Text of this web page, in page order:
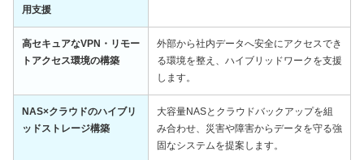
用支援
高セキュアなVPN・リモー
トアクセス環境の構築
外部から社内データへ安全にアクセスでき
る環境を整え、ハイブリッドワークを支援
します。
NAS×クラウドのハイブリ
ッドストレージ構築
大容量NASとクラウドバックアップを組
み合わせ、災害や障害からデータを守る強
固なシステムを提案します。